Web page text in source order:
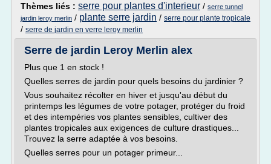
Thèmes liés : serre pour plantes d'interieur / serre tunnel
jardin leroy merlin / plante serre jardin / serre pour plante tropicale
/ serre de jardin en verre leroy merlin
Serre de jardin Leroy Merlin alex
Plus que 1 en stock !
Quelles serres de jardin pour quels besoins du jardinier ?
Vous souhaitez récolter en hiver et jusqu'au début du
printemps les légumes de votre potager, protéger du froid
et des intempéries vos plantes sensibles, cultiver des
plantes tropicales aux exigences de culture drastiques...
Trouvez la serre adaptée à vos besoins.
Quelles serres pour un potager primeur...